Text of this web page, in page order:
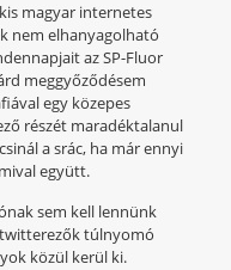
magyar internetes
nem elhanyagolható
az SP-Fluor
meggyőződésem
egy közepes
részét maradéktalanul
a srác, ha már ennyi
együtt.
sem kell lennünk
túlnyomó
közül kerül ki.